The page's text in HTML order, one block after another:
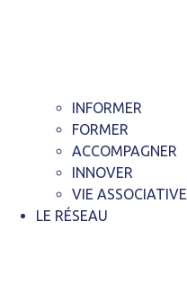
INFORMER
FORMER
ACCOMPAGNER
INNOVER
VIE ASSOCIATIVE
LE RÉSEAU